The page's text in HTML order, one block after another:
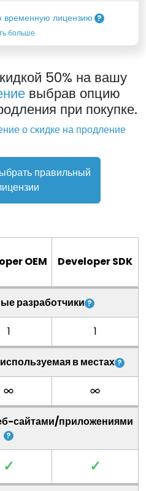
временную лицензию
больше
50% на вашу
выбрав опцию
при покупке.
о скидке на продление
правильный
OEM Developer SDK
разработчики
1 1
в местах
сайтами/приложениями
✓ ✓